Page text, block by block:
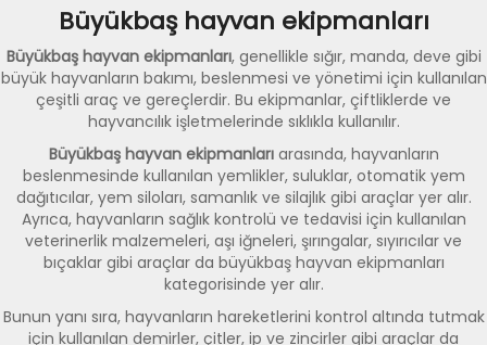
Büyükbaş hayvan ekipmanları
Büyükbaş hayvan ekipmanları, genellikle sığır, manda, deve gibi
büyük hayvanların bakımı, beslenmesi ve yönetimi için kullanılan
çeşitli araç ve gereçlerdir. Bu ekipmanlar, çiftliklerde ve
hayvancılık işletmelerinde sıklıkla kullanılır.
Büyükbaş hayvan ekipmanlarıarasında, hayvanların
beslenmesinde kullanılan yemlikler, suluklar, otomatik yem
dağıtıcılar, yem siloları, samanlık ve silajlık gibi araçlar yer alır.
Ayrıca, hayvanların sağlık kontrolü ve tedavisi için kullanılan
veterinerlik malzemeleri, aşı iğneleri, şırıngalar, sıyırıcılar ve
bıçaklar gibi araçlar da büyükbaş hayvan ekipmanları
kategorisinde yer alır.
Bunun yanı sıra, hayvanların hareketlerini kontrol altında tutmak
için kullanılan demirler, çitler, ip ve zincirler gibi araçlar da